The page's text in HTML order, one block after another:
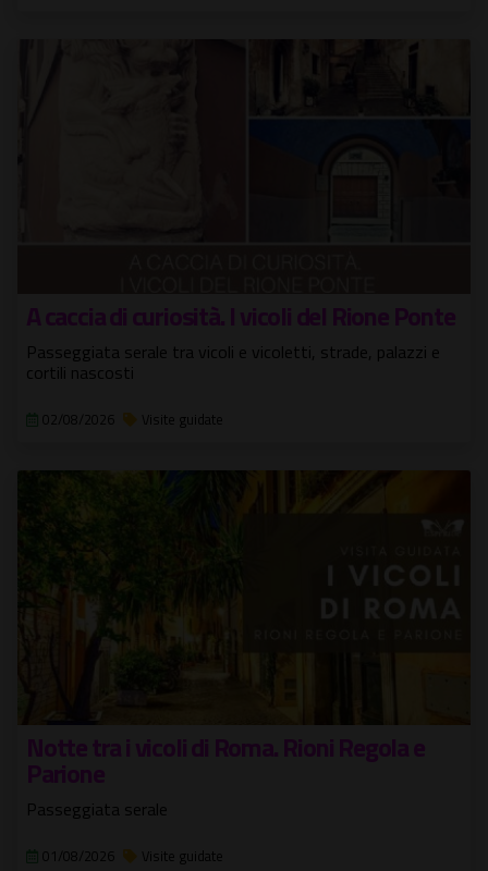
A caccia di curiosità. I vicoli del Rione Ponte
Passeggiata serale tra vicoli e vicoletti, strade, palazzi e
cortili nascosti
02/08/2026 Visite guidate
Notte tra i vicoli di Roma. Rioni Regola e
Parione
Passeggiata serale
01/08/2026 Visite guidate